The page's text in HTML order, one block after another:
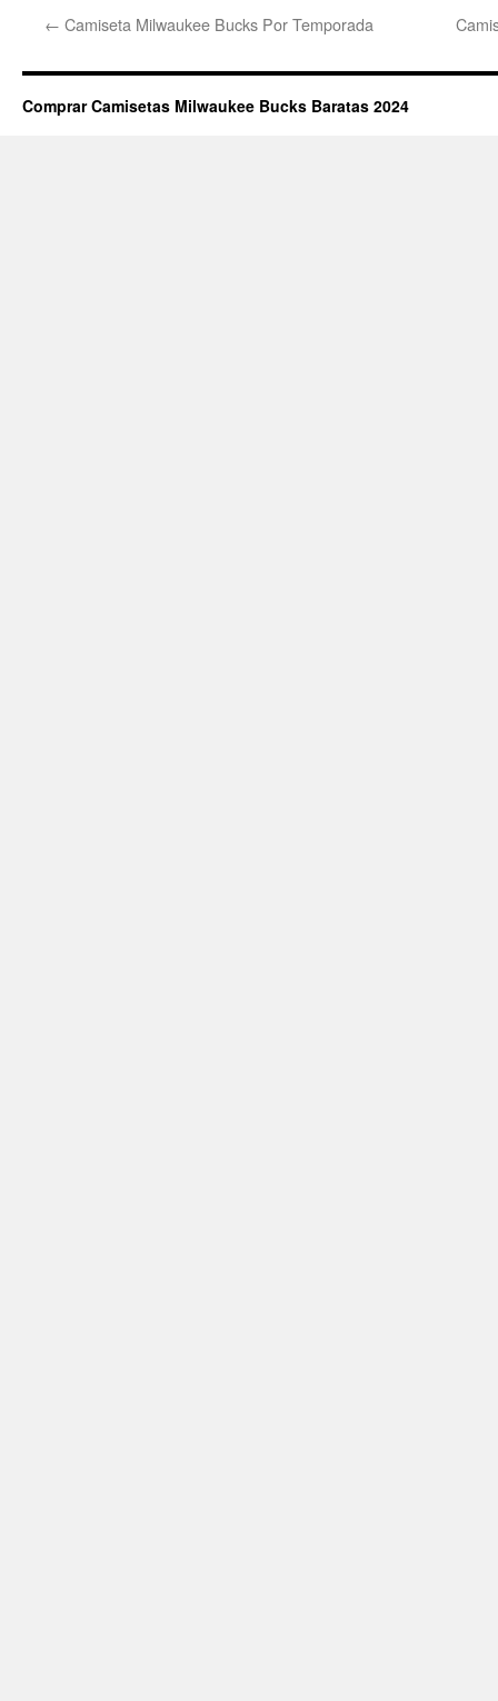
← Camiseta Milwaukee Bucks Por Temporada
Comprar Camisetas Milwaukee Bucks Baratas 2024